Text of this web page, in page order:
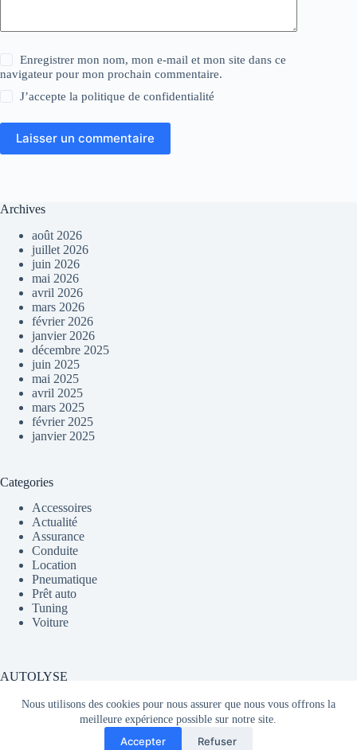
Nous utilisons des cookies pour nous assurer que nous vous offrons la
meilleure expérience possible sur notre site.
Accepter Refuser
Enregistrer mon nom, mon e-mail et mon site dans ce
navigateur pour mon prochain commentaire.
J’accepte lapolitique de confidentialité
Laisser un commentaire
Archives
août 2026
juillet 2026
juin 2026
mai 2026
avril 2026
mars 2026
février 2026
janvier 2026
décembre 2025
juin 2025
mai 2025
avril 2025
mars 2025
février 2025
janvier 2025
Categories
Accessoires
Actualité
Assurance
Conduite
Location
Pneumatique
Prêt auto
Tuning
Voiture
AUTOLYSE
Média partageant du contenu sur l'actualité automobile en